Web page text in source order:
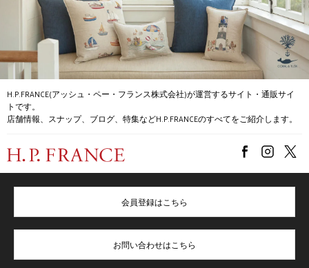
H.P.FRANCE(アッシュ・ペー・フランス株式会社)が運営するサイト・通販サイ
トです。
店舗情報、スナップ、ブログ、特集などH.P.FRANCEのすべてをご紹介します。
会員登録はこちら
お問い合わせはこちら